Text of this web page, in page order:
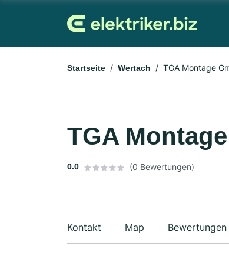
Startseite Wertach TGA Montage
TGA
0.0 (0 Bewertungen)
Kontakt Map Bewertungen